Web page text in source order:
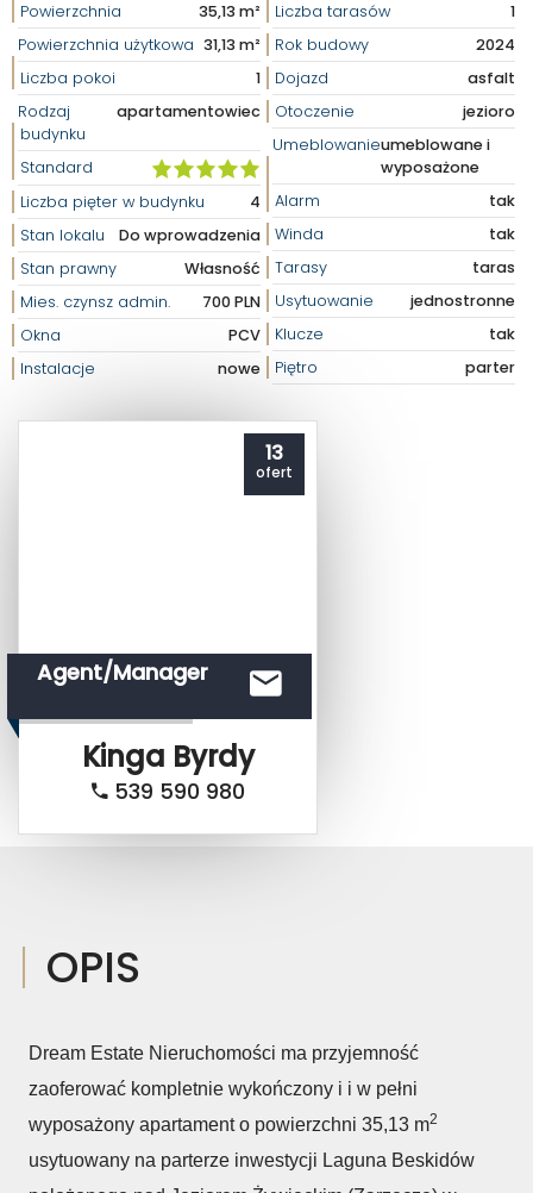
Powierzchnia
35,13 m²
Powierzchnia użytkowa 31,13 m²
Liczba pokoi
1
Rodzaj
budynku
apartamentowiec
Standard
Liczba pięter w budynku
4
Stan lokalu
Do wprowadzenia
Stan prawny
Własność
Mies. czynsz admin.
700 PLN
Okna
PCV
Instalacje
nowe
Liczba tarasów
1
Rok budowy
2024
Dojazd
asfalt
Otoczenie
jezioro
Umeblowanieumeblowane i
wyposażone
Alarm
tak
Winda
tak
Tarasy
taras
Usytuowanie
jednostronne
Klucze
tak
Piętro
parter
13
ofert
Agent/Manager
Kinga Byrdy
539 590 980
OPIS
Dream Estate Nieruchomości ma przyjemność
zaoferować kompletnie wykończony i i w pełni
wyposażony apartament o powierzchni 35,13 m2
usytuowany na parterze inwestycji Laguna Beskidów